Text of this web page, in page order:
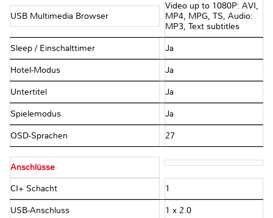
USB Multimedia Browser
Video up to 1080P: AVI,
MP4, MPG, TS, Audio:
MP3, Text subtitles
Sleep / Einschalttimer Ja
Hotel-Modus Ja
Untertitel Ja
Spielemodus Ja
OSD-Sprachen 27
Anschlüsse
CI+ Schacht 1
USB-Anschluss 1 x 2.0